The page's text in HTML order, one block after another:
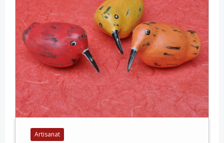
Artisanat